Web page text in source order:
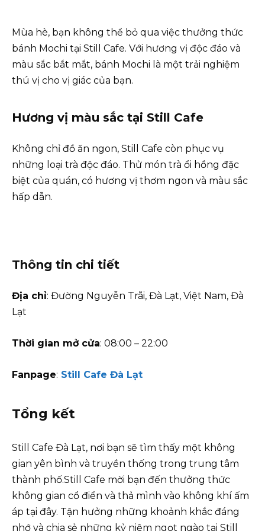
Mùa hè, bạn không thể bỏ qua việc thưởng thức
bánh Mochi tại Still Cafe. Với hương vị độc đáo và
màu sắc bắt mắt, bánh Mochi là một trải nghiệm
thú vị cho vị giác của bạn.
Hương vị màu sắc tại Still Cafe
Không chỉ đồ ăn ngon, Still Cafe còn phục vụ
những loại trà độc đáo. Thử món trà ổi hồng đặc
biệt của quán, có hương vị thơm ngon và màu sắc
hấp dẫn.
Thông tin chi tiết
Địa chỉ: Đường Nguyễn Trãi, Đà Lạt, Việt Nam, Đà
Lạt
Thời gian mở cửa: 08:00 – 22:00
Fanpage: Still Cafe Đà Lạt
Tổng kết
Still Cafe Đà Lạt, nơi bạn sẽ tìm thấy một không
gian yên bình và truyền thống trong trung tâm
thành phố.Still Cafe mời bạn đến thưởng thức
không gian cổ điển và thả mình vào không khí ấm
áp tại đây. Tận hưởng những khoảnh khắc đáng
nhớ và chia sẻ những kỷ niệm ngọt ngào tại Still